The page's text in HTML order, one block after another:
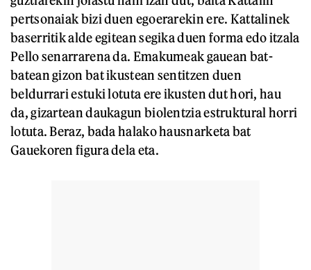
pertsonaiak bizi duen egoerarekin ere. Kattalinek
baserritik alde egitean segika duen forma edo itzala
Pello senarrarena da. Emakumeak gauean bat-
batean gizon bat ikustean sentitzen duen
beldurrari estuki lotuta ere ikusten dut hori, hau
da, gizartean daukagun biolentzia estruktural horri
lotuta. Beraz, bada halako hausnarketa bat
Gauekoren figura dela eta.